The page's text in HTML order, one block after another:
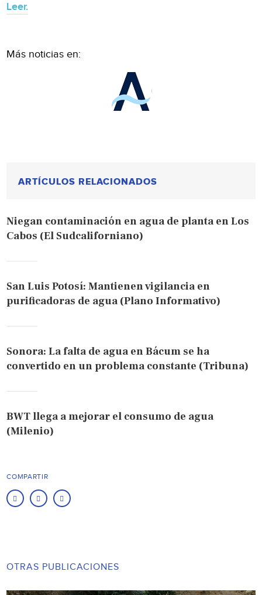
Leer.
Más noticias en:
ARTÍCULOS RELACIONADOS
Niegan contaminación en agua de planta en Los
Cabos (El Sudcaliforniano)
San Luis Potosí: Mantienen vigilancia en
purificadoras de agua (Plano Informativo)
Sonora: La falta de agua en Bácum se ha
convertido en un problema constante (Tribuna)
BWT llega a mejorar el consumo de agua
(Milenio)
COMPARTIR
OTRAS PUBLICACIONES